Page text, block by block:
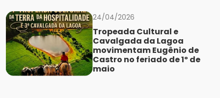
24/04/2026
Tropeada Cultural e
Cavalgada da Lagoa
movimentam Eugênio de
Castro no feriado de 1º de
maio